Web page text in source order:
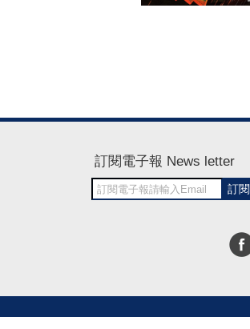
訂閱電子報 News letter
訂閱